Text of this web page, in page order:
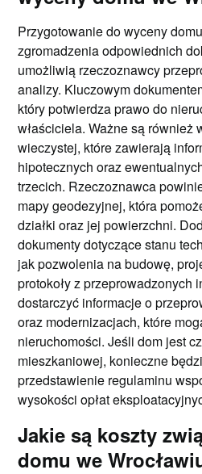
Przygotowanie do wyceny
zgromadzenia odpowiednich
umożliwią rzeczoznawcy
analizy. Kluczowym
który potwierdza prawo do
właściciela. Ważne są również
wieczystej, które zawierają
hipotecznych oraz
trzecich. Rzeczoznawca
mapy geodezyjnej, która
działki oraz jej powierzchni.
dokumenty dotyczące stanu
jak pozwolenia na budowę,
protokoły z przeprowadzonych
dostarczyć informacje o
oraz modernizacjach, które
nieruchomości. Jeśli dom jest
mieszkaniowej, konieczne
przedstawienie regulaminu
wysokości opłat
Jakie są koszty
domu we